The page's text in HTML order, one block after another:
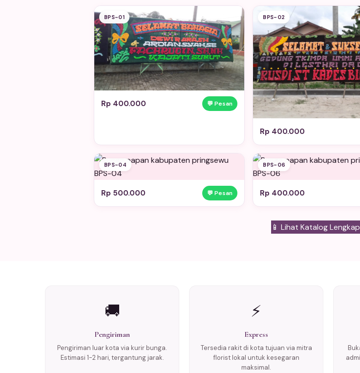
BPS-01
Rp 400.000 💬 Pesan
BPS-02
Rp 400.000
BPS-04
Rp 500.000 💬 Pesan
BPS-06
Rp 400.000
📱 Lihat Katalog
🚚
Pengiriman
Pengiriman luar kota via kurir bunga.
Estimasi 1-2 hari, tergantung jarak.
⚡
Express
Tersedia rakit di kota tujuan via mitra
florist lokal untuk kesegaran
maksimal.